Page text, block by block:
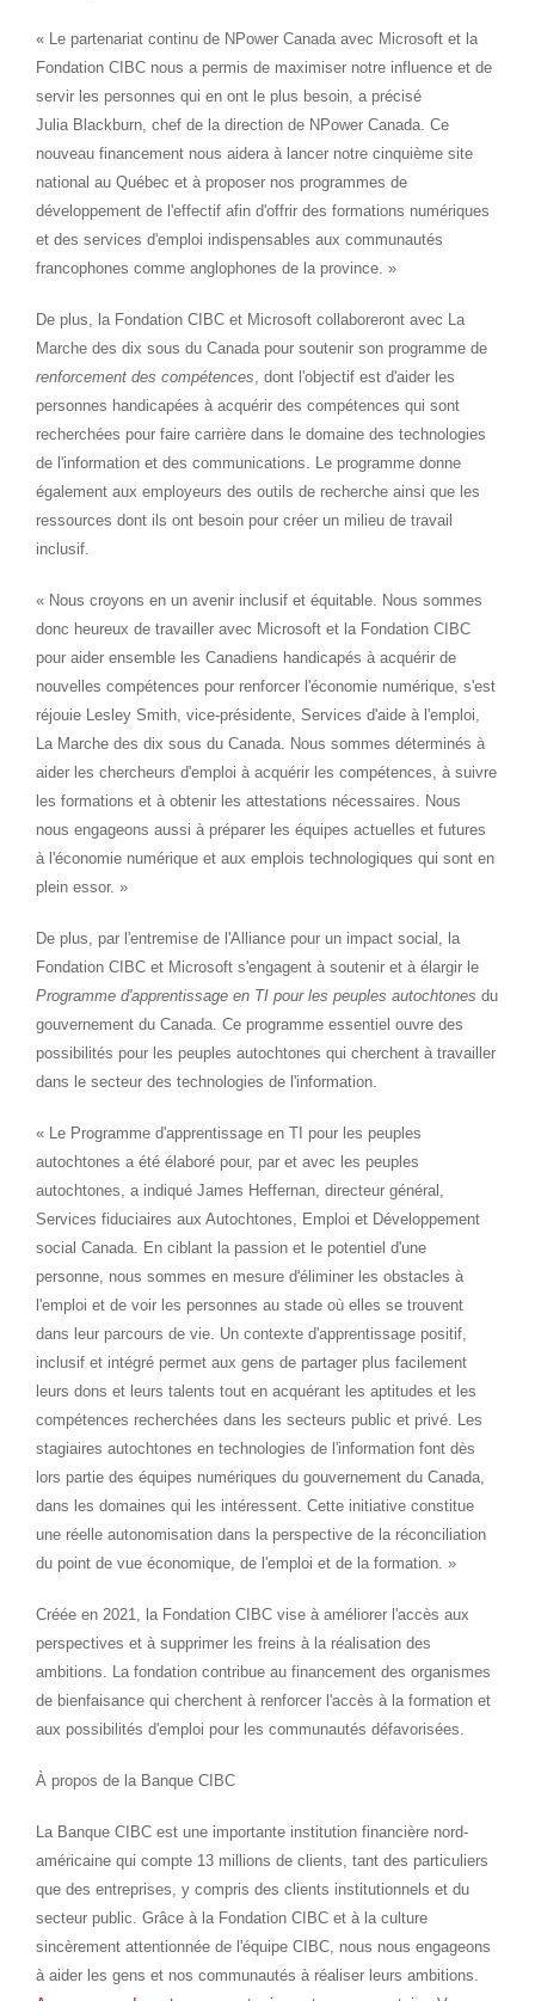
« Le partenariat continu de NPower Canada avec Microsoft et la
Fondation CIBC nous a permis de maximiser notre influence et de
servir les personnes qui en ont le plus besoin, a précisé
Julia Blackburn, chef de la direction de NPower Canada. Ce
nouveau financement nous aidera à lancer notre cinquième site
national au Québec et à proposer nos programmes de
développement de l'effectif afin d'offrir des formations numériques
et des services d'emploi indispensables aux communautés
francophones comme anglophones de la province. »
De plus, la Fondation CIBC et Microsoft collaboreront avec La
Marche des dix sous duCanadapour soutenir son programme de
renforcement des compétences, dont l'objectif est d'aider les
personnes handicapées à acquérir des compétences qui sont
recherchées pour faire carrière dans le domaine des technologies
de l'information et des communications. Le programme donne
également aux employeurs des outils de recherche ainsi que les
ressources dont ils ont besoin pour créer un milieu de travail
inclusif.
« Nous croyons en un avenir inclusif et équitable. Nous sommes
donc heureux de travailler avec Microsoft et la Fondation CIBC
pour aider ensemble les Canadiens handicapés à acquérir de
nouvelles compétences pour renforcer l'économie numérique, s'est
réjouie Lesley Smith, vice-présidente, Services d'aide à l'emploi,
La Marche des dix sous duCanada. Nous sommes déterminés à
aider les chercheurs d'emploi à acquérir les compétences, à suivre
les formations et à obtenir les attestations nécessaires. Nous
nous engageons aussi à préparer les équipes actuelles et futures
à l'économie numérique et aux emplois technologiques qui sont en
plein essor. »
De plus, par l'entremise de l'Alliance pour un impact social, la
Fondation CIBC et Microsoft s'engagent à soutenir et à élargir le
Programme d'apprentissage en TI pour les peuples autochtones du
gouvernement duCanada. Ce programme essentiel ouvre des
possibilités pour les peuples autochtones qui cherchent à travailler
dans le secteur des technologies de l'information.
« Le Programme d'apprentissage en TI pour les peuples
autochtones a été élaboré pour, par et avec les peuples
autochtones, a indiqué James Heffernan, directeur général,
Services fiduciaires aux Autochtones, Emploi et Développement
socialCanada. En ciblant la passion et le potentiel d'une
personne, nous sommes en mesure d'éliminer les obstacles à
l'emploi et de voir les personnes au stade où elles se trouvent
dans leur parcours de vie. Un contexte d'apprentissage positif,
inclusif et intégré permet aux gens de partager plus facilement
leurs dons et leurs talents tout en acquérant les aptitudes et les
compétences recherchées dans les secteurs public et privé. Les
stagiaires autochtones en technologies de l'information font dès
lors partie des équipes numériques du gouvernement duCanada,
dans les domaines qui les intéressent. Cette initiative constitue
une réelle autonomisation dans la perspective de la réconciliation
du point de vue économique, de l'emploi et de la formation. »
Créée en 2021, la Fondation CIBC vise à améliorer l'accès aux
perspectives et à supprimer les freins à la réalisation des
ambitions. La fondation contribue au financement des organismes
de bienfaisance qui cherchent à renforcer l'accès à la formation et
aux possibilités d'emploi pour les communautés défavorisées.
À propos de la Banque CIBC
La Banque CIBC est une importante institution financière nord-
américaine qui compte 13 millions de clients, tant des particuliers
que des entreprises, y compris des clients institutionnels et du
secteur public. Grâce à la Fondation CIBC et à la culture
sincèrement attentionnée de l'équipe CIBC, nous nous engageons
à aider les gens et nos communautés à réaliser leurs ambitions.